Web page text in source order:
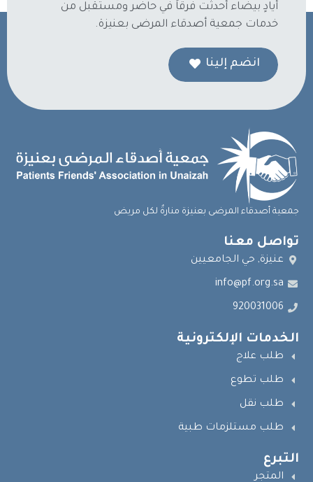
انضم إلينا
أيادٍ بيضاء أحدثت فرقاً في حاضر ومستقبل من
خدمات جمعية أصدقاء المرضى بعنيزة.
التبرع
المتجر
الخدمات الإلكترونية
طلب علاج
طلب تطوع
طلب نقل
طلب مستلزمات طبية
تواصل معنا
عنيزة, حي الجامعيين
info@pf.org.sa
920031006
جمعية أصدقاء المرضى بعنيزة منارةٌ لكل مريض